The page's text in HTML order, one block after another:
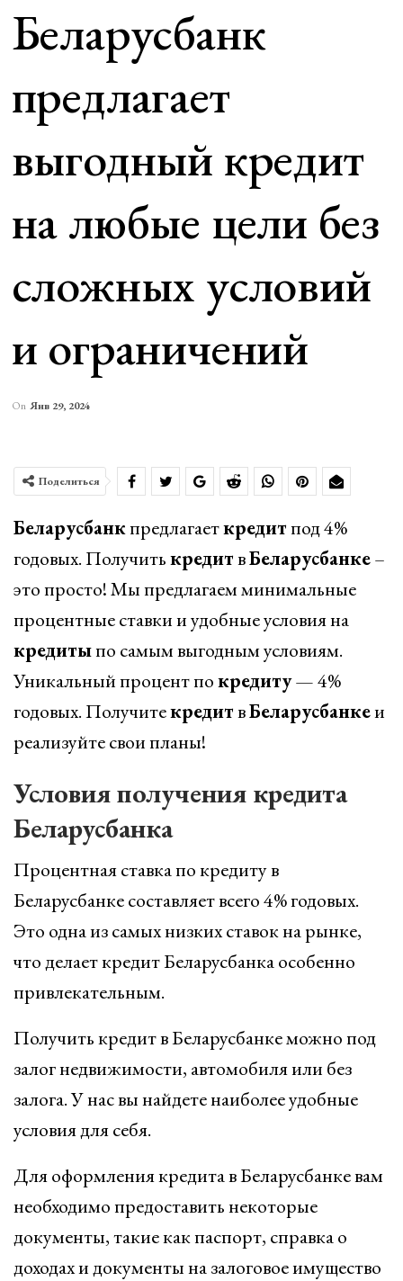
Беларусбанк
предлагает
выгодный кредит
на любые цели без
сложных условий
и ограничений
On Янв 29, 2024
Поделиться
Беларусбанкпредлагаеткредитпод 4%
годовых. ПолучитькредитвБеларусбанке–
это просто! Мы предлагаем минимальные
процентные ставки и удобные условия на
кредитыпо самым выгодным условиям.
Уникальный процент покредиту— 4%
годовых. ПолучитекредитвБеларусбанкеи
реализуйте свои планы!
Условия получения кредита
Беларусбанка
Процентная ставка по кредиту в
Беларусбанке составляет всего 4% годовых.
Это одна из самых низких ставок на рынке,
что делает кредит Беларусбанка особенно
привлекательным.
Получить кредит в Беларусбанке можно под
залог недвижимости, автомобиля или без
залога. У нас вы найдете наиболее удобные
условия для себя.
Для оформления кредита в Беларусбанке вам
необходимо предоставить некоторые
документы, такие как паспорт, справка о
доходах и документы на залоговое имущество